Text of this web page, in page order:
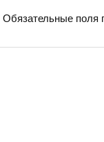
Обязательные поля